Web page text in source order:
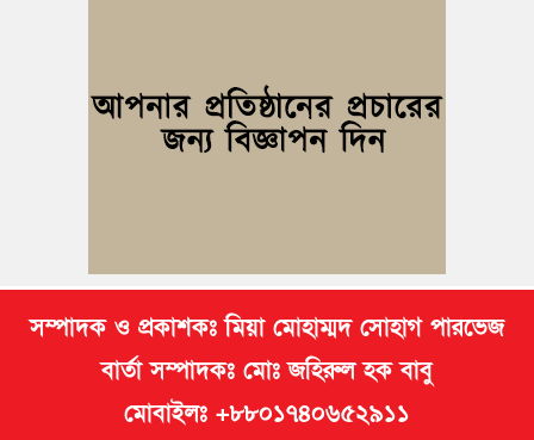
কুমিল্লায় ১ লাখ ৯৪ হাজার বিদেশি সিগারেট উদ্ধার ও গাঁজাসহ মাদক
সম্পাদক ও প্রকাশকঃ মিয়া মোহাম্মদ সোহাগ পারভেজ
বার্তা সম্পাদকঃ মোঃ জহিরুল হক বাবু
মোবাইলঃ +৮৮০১৭৪০৬৫২৯১১